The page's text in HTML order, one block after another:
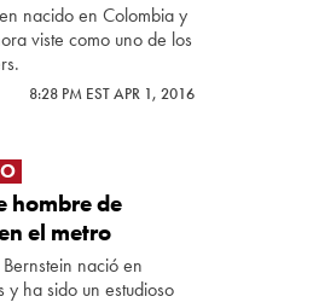
nacido en Colombia y
viste como uno de los
8:28 PM EST APR 1, 2016
hombre de
el metro
nació en
ha sido un estudioso